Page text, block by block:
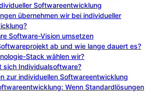
Softwareentwicklung
übernehmen wir bei individueller
Software-Vision umsetzen
ab und wie lange dauert es?
Stack wählen wir?
sich Individualsoftware?
zur individuellen Softwareentwicklung
Wenn Standardlösungen